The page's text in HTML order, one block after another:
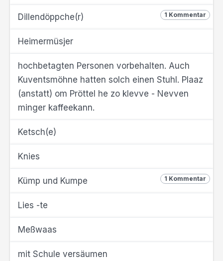
1 Kommentar
Dillendöppche(r)
Heimermüsjer
hochbetagten Personen vorbehalten. Auch
Kuventsmöhne hatten solch einen Stuhl. Plaaz
(anstatt) om Pröttel he zo klevve - Nevven
minger kaffeekann.
Ketsch(e)
Knies
1 Kommentar
Kümp und Kumpe
Lies -te
Meßwaas
mit Schule versäumen